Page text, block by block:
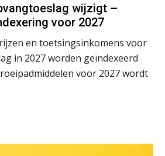
wijzigt –
voor 2027
en toetsingsinkomens voor
in 2027 worden geïndexeerd
voor 2027 wordt